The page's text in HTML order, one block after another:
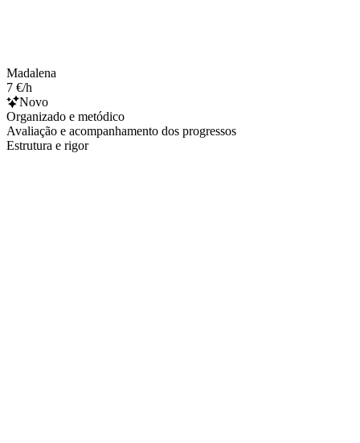
Madalena
7 €/h
Novo
Organizado e metódico
Avaliação e acompanhamento dos progressos
Estrutura e rigor